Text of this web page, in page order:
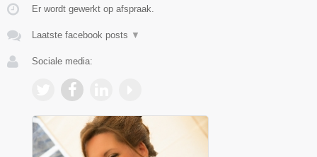
Er wordt gewerkt op afspraak.
Laatste facebook posts ▼
Sociale media: